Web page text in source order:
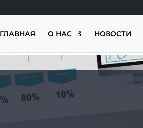
ГЛАВНАЯ О НАС НОВОСТИ